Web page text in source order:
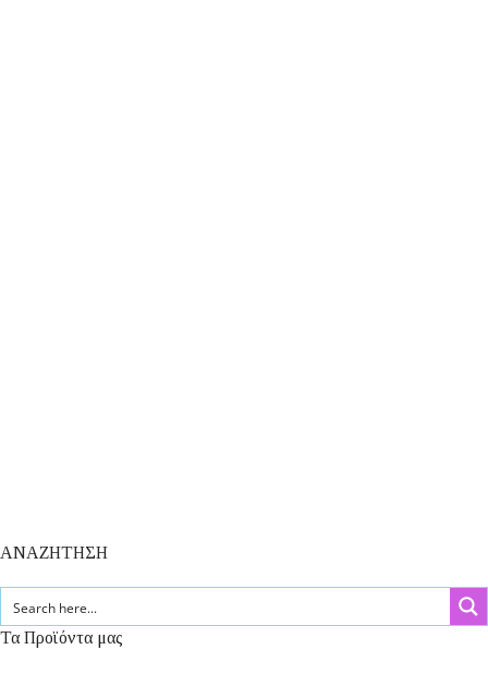
ΑΝΑΖΗΤΗΣΗ
Τα Προϊόντα μας